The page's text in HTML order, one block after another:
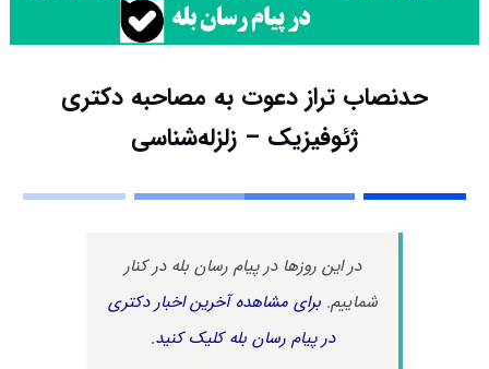
حدنصاب تراز دعوت به مصاحبه دکتری
ژئوفیزیک – زلزله‌شناسی
در این روزها در پیام رسان بله در کنار
شماییم.برای مشاهده آخرین اخبار دکتری
در پیام رسان بله کلیک کنید.